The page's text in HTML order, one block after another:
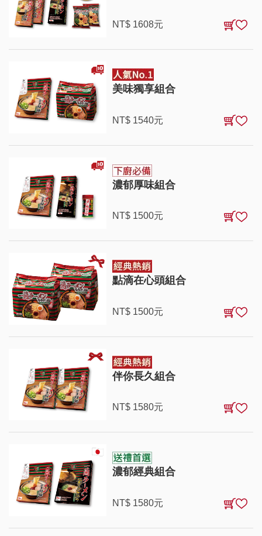
NT$ 1608元
美味獨享組合
NT$ 1540元
濃郁厚味組合
NT$ 1500元
點滴在心頭組合
NT$ 1500元
伴你長久組合
NT$ 1580元
濃郁經典組合
NT$ 1580元